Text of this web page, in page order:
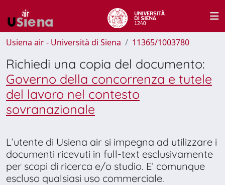
Usiena air - Università di Siena 11365/1003780
Richiedi una copia del documento:
Governo della concorrenza e tutele
del lavoro nel contesto
sovranazionale
L’utente di Usiena air si impegna ad utilizzare i
documenti ricevuti in full-text esclusivamente
per scopi di ricerca e/o studio. E’ comunque
escluso qualsiasi uso commerciale.